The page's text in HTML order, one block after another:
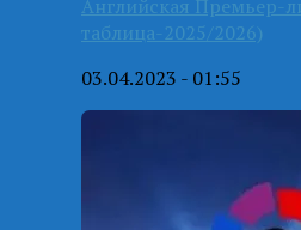
Английская Премьер-
таблица-2025/2026)
03.04.2023 - 01:55